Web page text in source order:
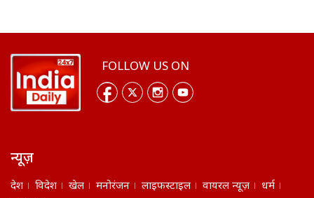
FOLLOW US ON
न्यूज़
देश विदेश खेल मनोरंजन लाइफस्टाइल वायरल न्यूज़
धर्म